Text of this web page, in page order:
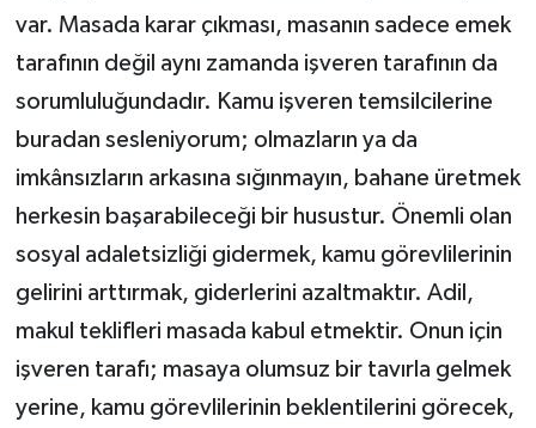
var. Masada karar çıkması, masanın sadece emek
tarafının değil aynı zamanda işveren tarafının da
sorumluluğundadır. Kamu işveren temsilcilerine
buradan sesleniyorum; olmazların ya da
imkânsızların arkasına sığınmayın, bahane üretmek
herkesin başarabileceği bir husustur. Önemli olan
sosyal adaletsizliği gidermek, kamu görevlilerinin
gelirini arttırmak, giderlerini azaltmaktır. Adil,
makul teklifleri masada kabul etmektir. Onun için
işveren tarafı; masaya olumsuz bir tavırla gelmek
yerine, kamu görevlilerinin beklentilerini görecek,